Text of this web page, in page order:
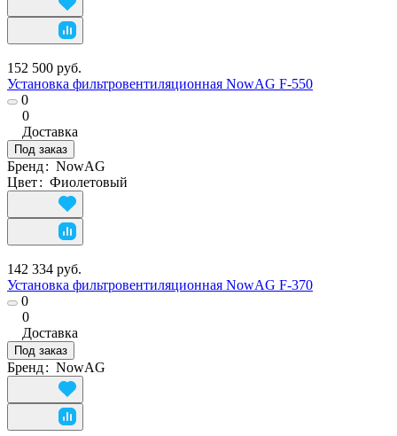
152 500 руб.
Установка фильтровентиляционная NowAG F-550
0
0
Доставка
Под заказ
Бренд: NowAG
Цвет: Фиолетовый
142 334 руб.
Установка фильтровентиляционная NowAG F-370
0
0
Доставка
Под заказ
Бренд: NowAG